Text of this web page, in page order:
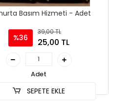
Basım Hizmeti - Adet
%36
39,00 TL
25,00 TL
Adet
SEPETE EKLE